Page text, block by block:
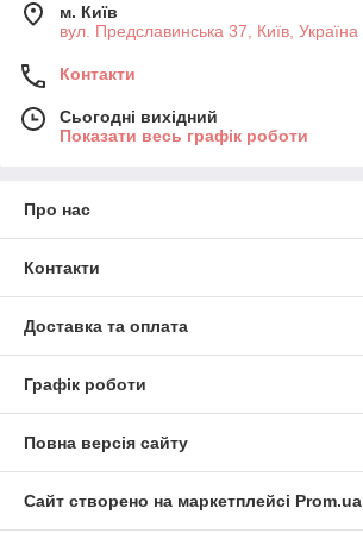
м. Київ
вул. Предславинська 37, Київ, Україна
Контакти
Сьогодні вихідний
Показати весь графік роботи
Про нас
Контакти
Доставка та оплата
Графік роботи
Повна версія сайту
Сайт створено на маркетплейсі Prom.ua